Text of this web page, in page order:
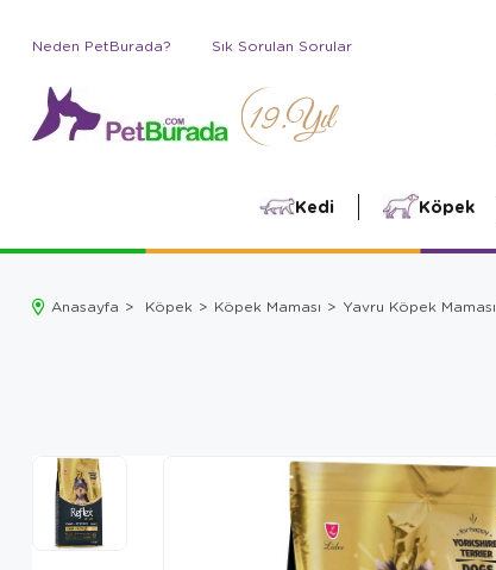
Neden PetBurada? Sık Sorulan Sorular
Kedi Köpek
Anasayfa Köpek Köpek Maması Yavru Köpek Maması